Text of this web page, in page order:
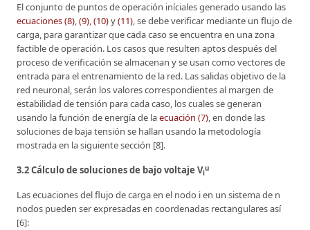
El conjunto de puntos de operación iníciales generado usando las
ecuaciones (8),(9),(10)y(11), se debe verificar mediante un flujo de
carga, para garantizar que cada caso se encuentra en una zona
factible de operación. Los casos que resulten aptos después del
proceso de verificación se almacenan y se usan como vectores de
entrada para el entrenamiento de la red. Las salidas objetivo de la
red neuronal, serán los valores correspondientes al margen de
estabilidad de tensión para cada caso, los cuales se generan
usando la función de energía de laecuación (7), en donde las
soluciones de baja tensión se hallan usando la metodología
mostrada en la siguiente sección [8].
3.2 Cálculo de soluciones de bajo voltaje Vi
u
Las ecuaciones del flujo de carga en el nodo i en un sistema de n
nodos pueden ser expresadas en coordenadas rectangulares así
[6]: